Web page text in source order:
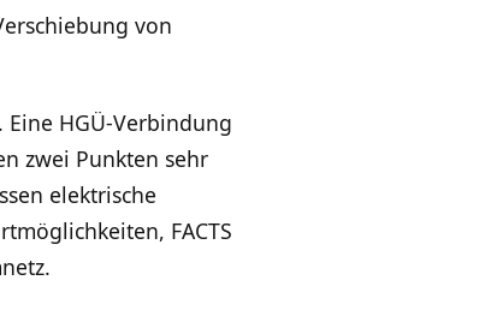
von
HGÜ-Verbindung
zwei Punkten sehr
elektrische
FACTS